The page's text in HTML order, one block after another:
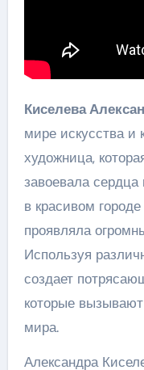
Киселева
мире искусства и
художница,
завоевала
в красивом
проявляла
Используя
создает
которые вызывают
мира.
Александра